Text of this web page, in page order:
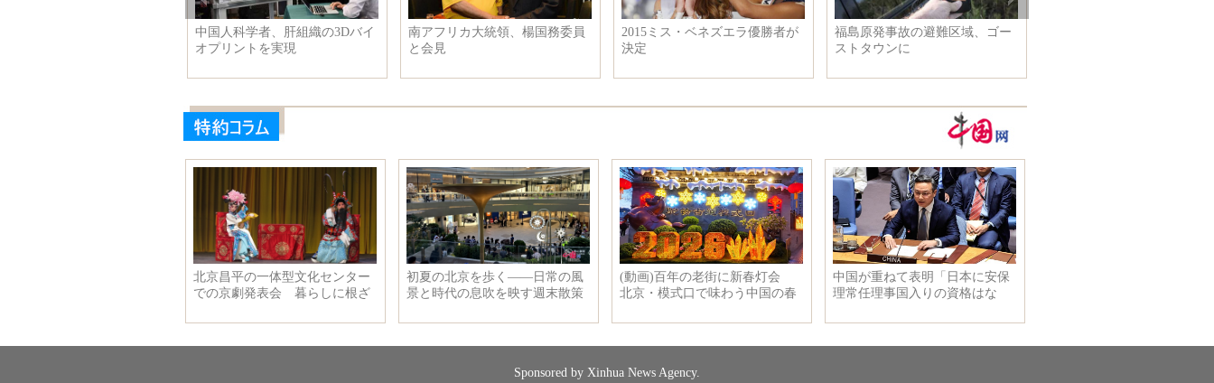
中国人科学者、肝組織の3Dバイ
オプリントを実現
南アフリカ大統領、楊国務委員
と会見
2015ミス・ベネズエラ優勝者が
決定
福島原発事故の避難区域、ゴー
ストタウンに
Sponsored by Xinhua News Agency.